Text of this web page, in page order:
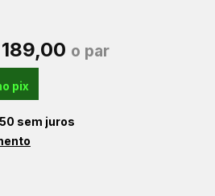
189,00 O
R$ 189,00.
o par
pix
sem juros